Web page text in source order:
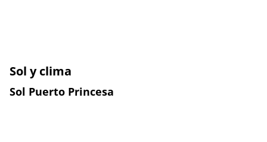
Sol y clima
Sol Puerto Princesa